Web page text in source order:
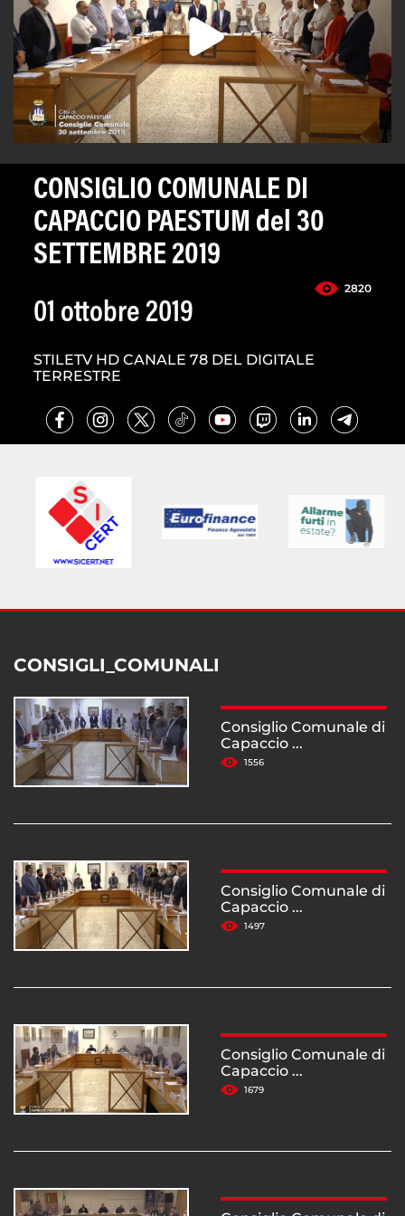
CONSIGLIO COMUNALE DI
CAPACCIO PAESTUM del 30
SETTEMBRE 2019
2820
01 ottobre 2019
STILETV HD CANALE 78 DEL DIGITALE
TERRESTRE
CONSIGLI_COMUNALI
Consiglio Comunale di
Capaccio ...
1556
Consiglio Comunale di
Capaccio ...
1497
Consiglio Comunale di
Capaccio ...
1679